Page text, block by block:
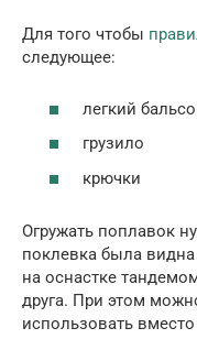
Для того чтобы
следующее:
легкий
грузило
крючки
Огружать поплавок
поклевка была
на оснастке
друга. При этом
использовать